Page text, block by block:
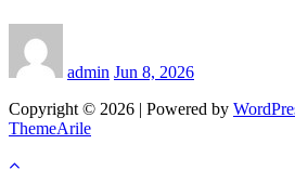
admin Jun 8, 2026
Copyright © 2026 | Powered by
ThemeArile